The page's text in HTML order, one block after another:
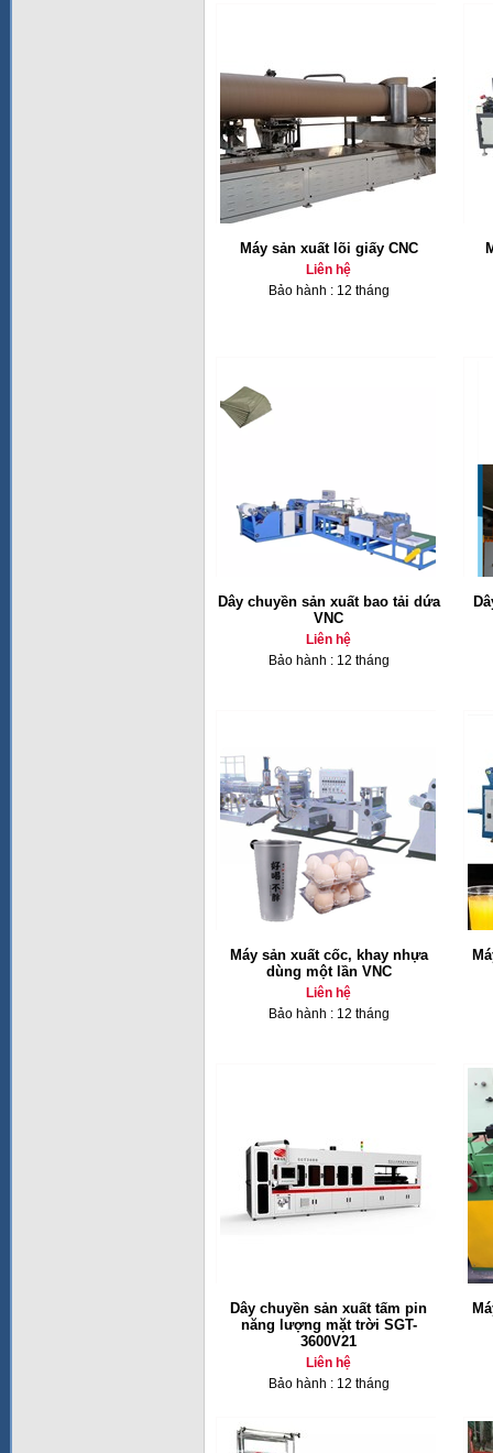
Máy sản xuất lõi giấy CNC
Liên hệ
Bảo hành : 12 tháng
Dây chuyền sản xuất bao tải dứa
VNC
Liên hệ
Bảo hành : 12 tháng
Máy sản xuất cốc, khay nhựa
dùng một lần VNC
Liên hệ
Bảo hành : 12 tháng
Dây chuyền sản xuất tấm pin
năng lượng mặt trời SGT-
3600V21
Liên hệ
Bảo hành : 12 tháng